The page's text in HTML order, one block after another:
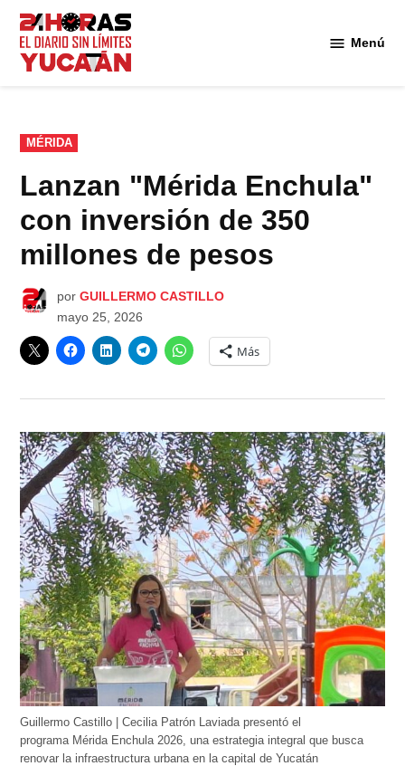
Saltar
contenido
Menú
PUBLICADO
EN
MÉRIDA
Lanzan "Mérida Enchula"
con inversión de 350
millones de pesos
por GUILLERMO CASTILLO
mayo 25, 2026
Más
Guillermo Castillo | Cecilia Patrón Laviada presentó el
programa Mérida Enchula 2026, una estrategia integral que busca
renovar la infraestructura urbana en la capital de Yucatán